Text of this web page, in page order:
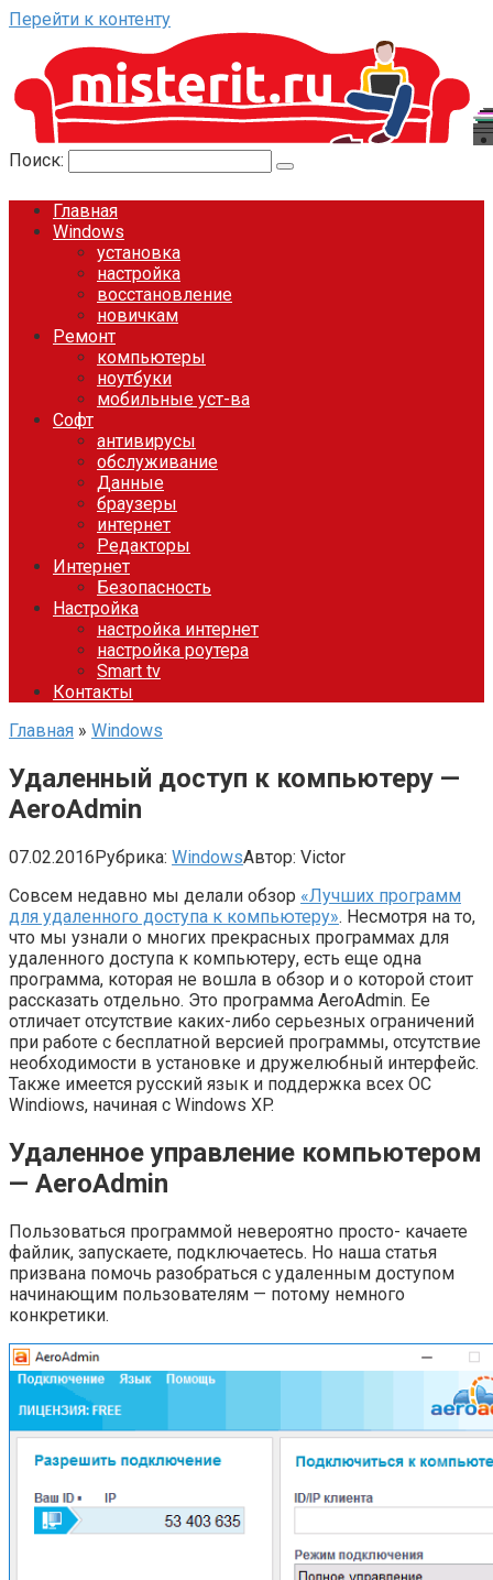
Перейти к контенту
Поиск:
Главная
Windows
установка
настройка
восстановление
новичкам
Ремонт
компьютеры
ноутбуки
мобильные уст-ва
Софт
антивирусы
обслуживание
Данные
браузеры
интернет
Редакторы
Интернет
Безопасность
Настройка
настройка интернет
настройка роутера
Smart tv
Контакты
Главная » Windows
Удаленный доступ к компьютеру —
AeroAdmin
07.02.2016Рубрика: WindowsАвтор: Victor
Совсем недавно мы делали обзор «Лучших программ
для удаленного доступа к компьютеру». Несмотря на то,
что мы узнали о многих прекрасных программах для
удаленного доступа к компьютеру, есть еще одна
программа, которая не вошла в обзор и о которой стоит
рассказать отдельно. Это программа AeroAdmin. Ее
отличает отсутствие каких-либо серьезных ограничений
при работе с бесплатной версией программы, отсутствие
необходимости в установке и дружелюбный интерфейс.
Также имеется русский язык и поддержка всех ОС
Windiows, начиная с Windows XP.
Удаленное управление компьютером
— AeroAdmin
Пользоваться программой невероятно просто- качаете
файлик, запускаете, подключаетесь. Но наша статья
призвана помочь разобраться с удаленным доступом
начинающим пользователям — потому немного
конкретики.